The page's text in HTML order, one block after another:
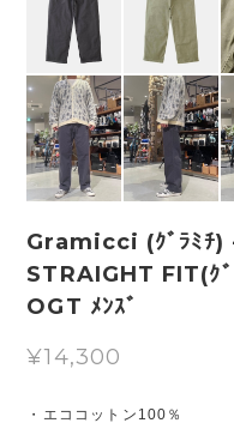
Gramicci (ｸﾞﾗﾐﾁ)
STRAIGHT FIT(ｸﾞ
OGT ﾒﾝｽﾞ
¥14,300
・エココットン100％